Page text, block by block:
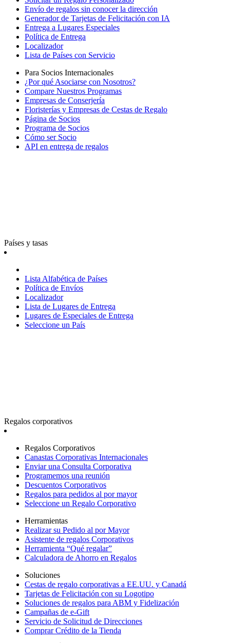
Envío de regalos sin conocer la dirección
Generador de Tarjetas de Felicitación con IA
Entrega a Lugares Especiales
Política de Entrega
Localizador
Lista de Países con Servicio
Para Socios Internacionales
¿Por qué Asociarse con Nosotros?
Compare Nuestros Programas
Empresas de Conserjería
Floristerías y Empresas de Cestas de Regalo
Página de Socios
Programa de Socios
Cómo ser Socio
API en entrega de regalos
Países y tasas
Lista Alfabética de Países
Política de Envíos
Localizador
Lista de Lugares de Entrega
Lugares de Especiales de Entrega
Seleccione un País
Regalos corporativos
Regalos Corporativos
Canastas Corporativas Internacionales
Enviar una Consulta Corporativa
Programemos una reunión
Descuentos Corporativos
Regalos para pedidos al por mayor
Seleccione un Regalo Corporativo
Herramientas
Realizar su Pedido al por Mayor
Asistente de regalos Corporativos
Herramienta “Qué regalar”
Calculadora de Ahorro en Regalos
Soluciones
Cestas de regalo corporativas a EE.UU. y Canadá
Tarjetas de Felicitación con su Logotipo
Soluciones de regalos para ABM y Fidelización
Campañas de e-Gift
Servicio de Solicitud de Direcciones
Comprar Crédito de la Tienda